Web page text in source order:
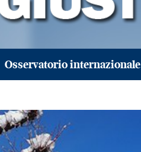
Osservatorio internazionale